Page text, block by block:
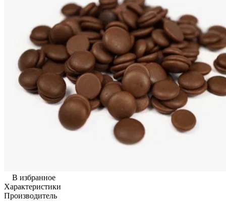
В избранное
Характеристики
Производитель